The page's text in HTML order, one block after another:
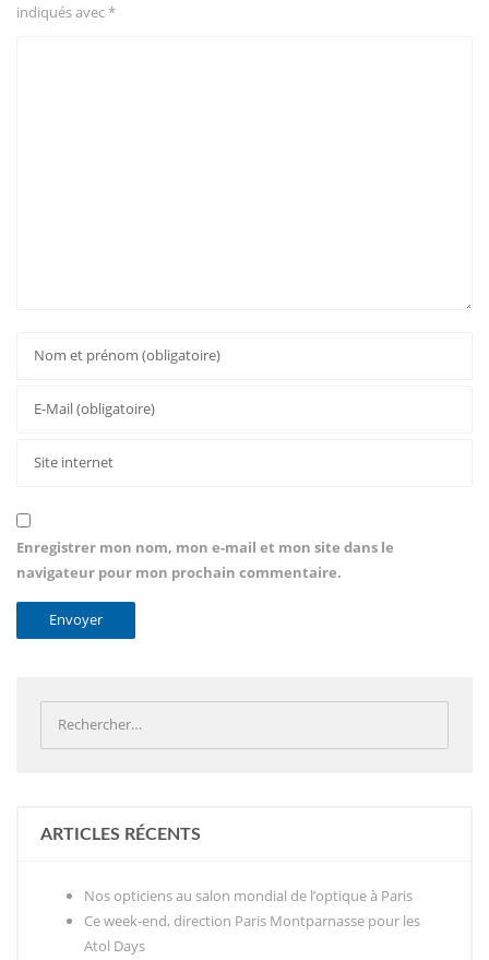
indiqués avec*
Enregistrer mon nom, mon e-mail et mon site dans le
navigateur pour mon prochain commentaire.
ARTICLES RÉCENTS
Nos opticiens au salon mondial de l’optique à Paris
Ce week-end, direction Paris Montparnasse pour les
Atol Days